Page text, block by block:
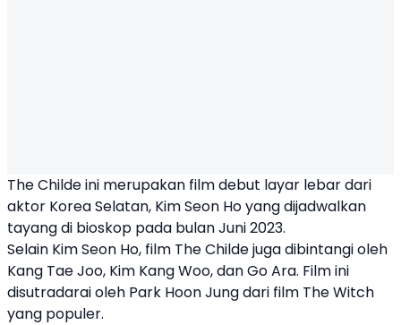
The Childeini merupakan film debut layar lebar dari
aktor Korea Selatan, Kim Seon Hoyang dijadwalkan
tayang di bioskop pada bulan Juni 2023.
Selain Kim Seon Ho, film The Childe juga dibintangi oleh
Kang Tae Joo, Kim Kang Woo, dan Go Ara. Film ini
disutradarai oleh Park Hoon Jung dari film The Witch
yang populer.